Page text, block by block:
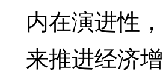
内在演进性
来推进经济